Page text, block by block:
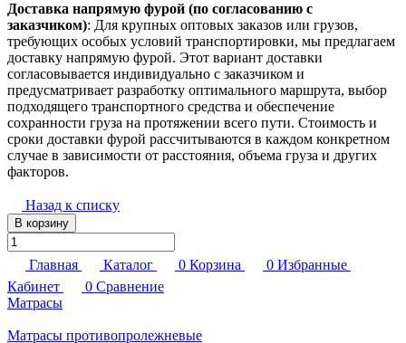
Доставка напрямую фурой (по согласованию с
заказчиком): Для крупных оптовых заказов или грузов,
требующих особых условий транспортировки, мы предлагаем
доставку напрямую фурой. Этот вариант доставки
согласовывается индивидуально с заказчиком и
предусматривает разработку оптимального маршрута, выбор
подходящего транспортного средства и обеспечение
сохранности груза на протяжении всего пути. Стоимость и
сроки доставки фурой рассчитываются в каждом конкретном
случае в зависимости от расстояния, объема груза и других
факторов.
Назад к списку
В корзину
Главная Каталог 0 Корзина 0 Избранные
Кабинет
0 Сравнение
Матрасы
Матрасы противопролежневые